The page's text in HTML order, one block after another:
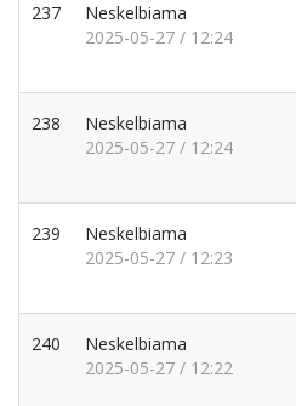
237
Neskelbiama
2025-05-27 / 12:24
238
Neskelbiama
2025-05-27 / 12:24
239
Neskelbiama
2025-05-27 / 12:23
240
Neskelbiama
2025-05-27 / 12:22